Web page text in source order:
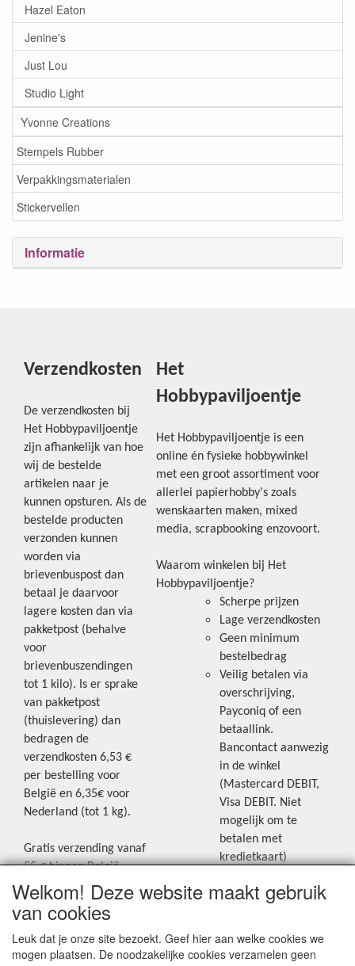
Hazel Eaton
Jenine's
Just Lou
Studio Light
Yvonne Creations
Stempels Rubber
Verpakkingsmaterialen
Stickervellen
Informatie
Verzendkosten
De verzendkosten bij
Het Hobbypaviljoentje
zijn afhankelijk van hoe
wij de bestelde
artikelen naar je
kunnen opsturen. Als de
bestelde producten
verzonden kunnen
worden via
brievenbuspost dan
betaal je daarvoor
lagere kosten dan via
pakketpost (behalve
voor
brievenbuszendingen
tot 1 kilo). Is er sprake
van pakketpost
(thuislevering) dan
bedragen de
verzendkosten 6,53 €
per bestelling voor
België en 6,35€ voor
Nederland (tot 1 kg).
Gratis verzending vanaf
55 € binnen België.
Gratis verzending vanaf
65 € naar Nederland.
Levering andere
landen: geen gratis
verzending, portkosten
Het
Hobbypaviljoentje
Het Hobbypaviljoentje is een
online én fysieke hobbywinkel
met een groot assortiment voor
allerlei papierhobby's zoals
wenskaarten maken, mixed
media, scrapbooking enzovoort.
Waarom winkelen bij Het
Hobbypaviljoentje?
Scherpe prijzen
Lage verzendkosten
Geen minimum
bestelbedrag
Veilig betalen via
overschrijving,
Payconiq of een
betaallink.
Bancontact aanwezig
in de winkel
(Mastercard DEBIT,
Visa DEBIT. Niet
mogelijk om te
betalen met
kredietkaart)
Blijf op de hoogte van de laatste
onze Facebookpagina.
Welkom! Deze website maakt gebruik
van cookies
Leuk dat je onze site bezoekt. Geef hier aan welke cookies we
mogen plaatsen. De noodzakelijke cookies verzamelen geen